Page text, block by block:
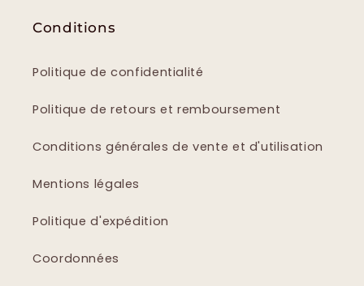
Conditions
Politique de confidentialité
Politique de retours et remboursement
Conditions générales de vente et d'utilisation
Mentions légales
Politique d'expédition
Coordonnées